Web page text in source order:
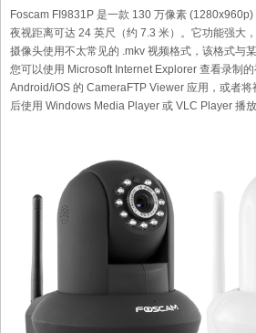
Foscam FI9831P 是一款 130 万像素 (1280x960p)
夜视距离可达 24 英尺（约 7.3 米）。它功能强大
摄像头使用不太常见的 .mkv 视频格式，该格式与
您可以使用 Microsoft Internet Explorer 查看录制
Android/iOS 的 CameraFTP Viewer 应用，或者
后使用 Windows Media Player 或 VLC Player 播放